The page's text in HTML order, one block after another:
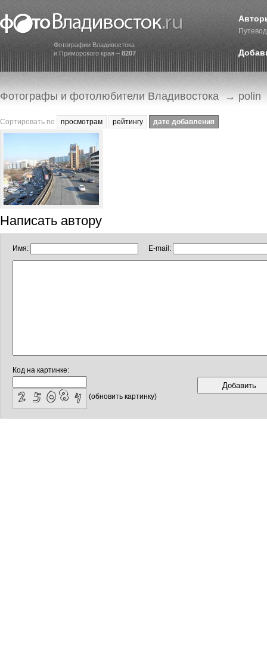
Фотографии Владивостока
и Приморского края – 8207
Фотографы и фотолюбители Владивостока → polin
Сортировать по просмотрам рейтингу дате добавления
Написать автору
Имя: E-mail:
Код на картинке:
(обновить картинку)